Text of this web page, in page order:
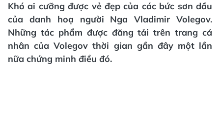
Khó ai cưỡng được vẻ đẹp của các bức sơn dầu
của danh hoạ người Nga Vladimir Volegov.
Những tác phẩm được đăng tải trên trang cá
nhân của Volegov thời gian gần đây một lần
nữa chứng minh điều đó.